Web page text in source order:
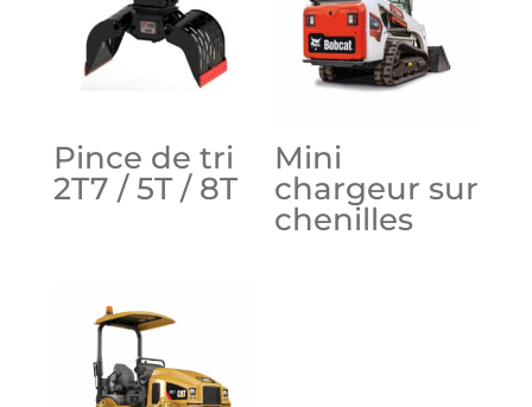
Pince de tri
2T7 / 5T / 8T
Mini
chargeur sur
chenilles